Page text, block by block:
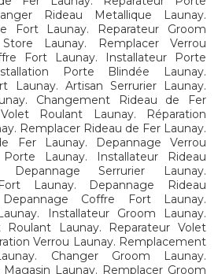
Rideau Metallique Launay.
Fort Launay. Reparateur Groom
Launay. Remplacer Verrou
Fort Launay. Installateur Porte
Porte Blindée Launay.
Launay. Artisan Serrurier Launay.
Changement Rideau de Fer
Roulant Launay. Réparation
Remplacer Rideau de Fer Launay.
Fer Launay. Depannage Verrou
Launay. Installateur Rideau
Depannage Serrurier Launay.
Launay. Depannage Rideau
Coffre Fort Launay.
Installateur Groom Launay.
Roulant Launay. Reparateur Volet
Verrou Launay. Remplacement
Changer Groom Launay.
Launay. Remplacer Groom